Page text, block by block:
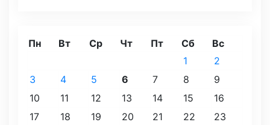
Пн Вт Ср Чт Пт Сб Вс
1
2
3
4 5 6 7 8
9
10
11 12 13 14 15
16
17
18 19 20 21 22
23